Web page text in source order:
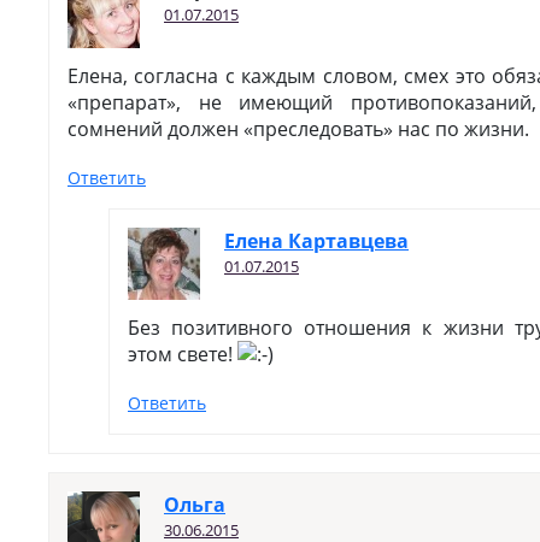
01.07.2015
Елена, согласна с каждым словом, смех это
«препарат», не имеющий
сомнений должен «преследовать» нас по жизни.
Ответить
Елена Картавцева
01.07.2015
Без позитивного отношения к жизни
этом свете!
Ответить
Ольга
30.06.2015